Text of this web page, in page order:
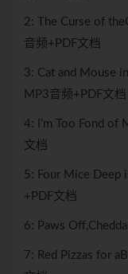
2: The Curse of
音频+PDF文档
3: Cat and Mouse
MP3音频+PDF文档
4: I’m Too Fond of
文档
5: Four Mice Deep
+PDF文档
6: Paws
7: Red Pizzas for